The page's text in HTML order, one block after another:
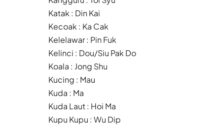
Katak : Din Kai
Kecoak : Ka Cak
Kelelawar : Pin Fuk
Kelinci : Dou/Siu Pak Do
Koala : Jong Shu
Kucing : Mau
Kuda : Ma
Kuda Laut : Hoi Ma
Kupu Kupu : Wu Dip